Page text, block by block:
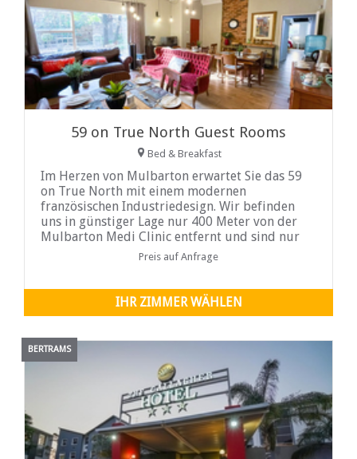
59 on True North Guest Rooms
Bed & Breakfast
Im Herzen von Mulbarton erwartet Sie das 59
on True North mit einem modernen
französischen Industriedesign. Wir befinden
uns in günstiger Lage nur 400 Meter von der
Mulbarton Medi Clinic entfernt und sind nur
2km von großen Einkaufszentren, Golfplätzen
und Touristenattraktionen entfernt ...
Preis auf Anfrage
IHR ZIMMER WÄHLEN
BERTRAMS